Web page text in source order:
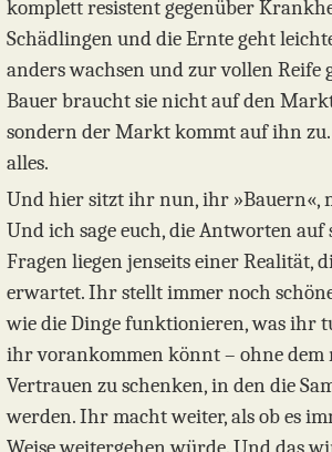
komplett resistent gegenüber
Schädlingen und die Ernte geht
anders wachsen und zur vollen Reife
Bauer braucht sie nicht auf den
sondern der Markt kommt auf ihn zu.
alles.
Und hier sitzt ihr nun, ihr »Bauern«,
Und ich sage euch, die Antworten auf
Fragen liegen jenseits einer Realität,
erwartet. Ihr stellt immer noch
wie die Dinge funktionieren, was ihr
ihr vorankommen könnt – ohne dem
Vertrauen zu schenken, in den die
werden. Ihr macht weiter, als ob es